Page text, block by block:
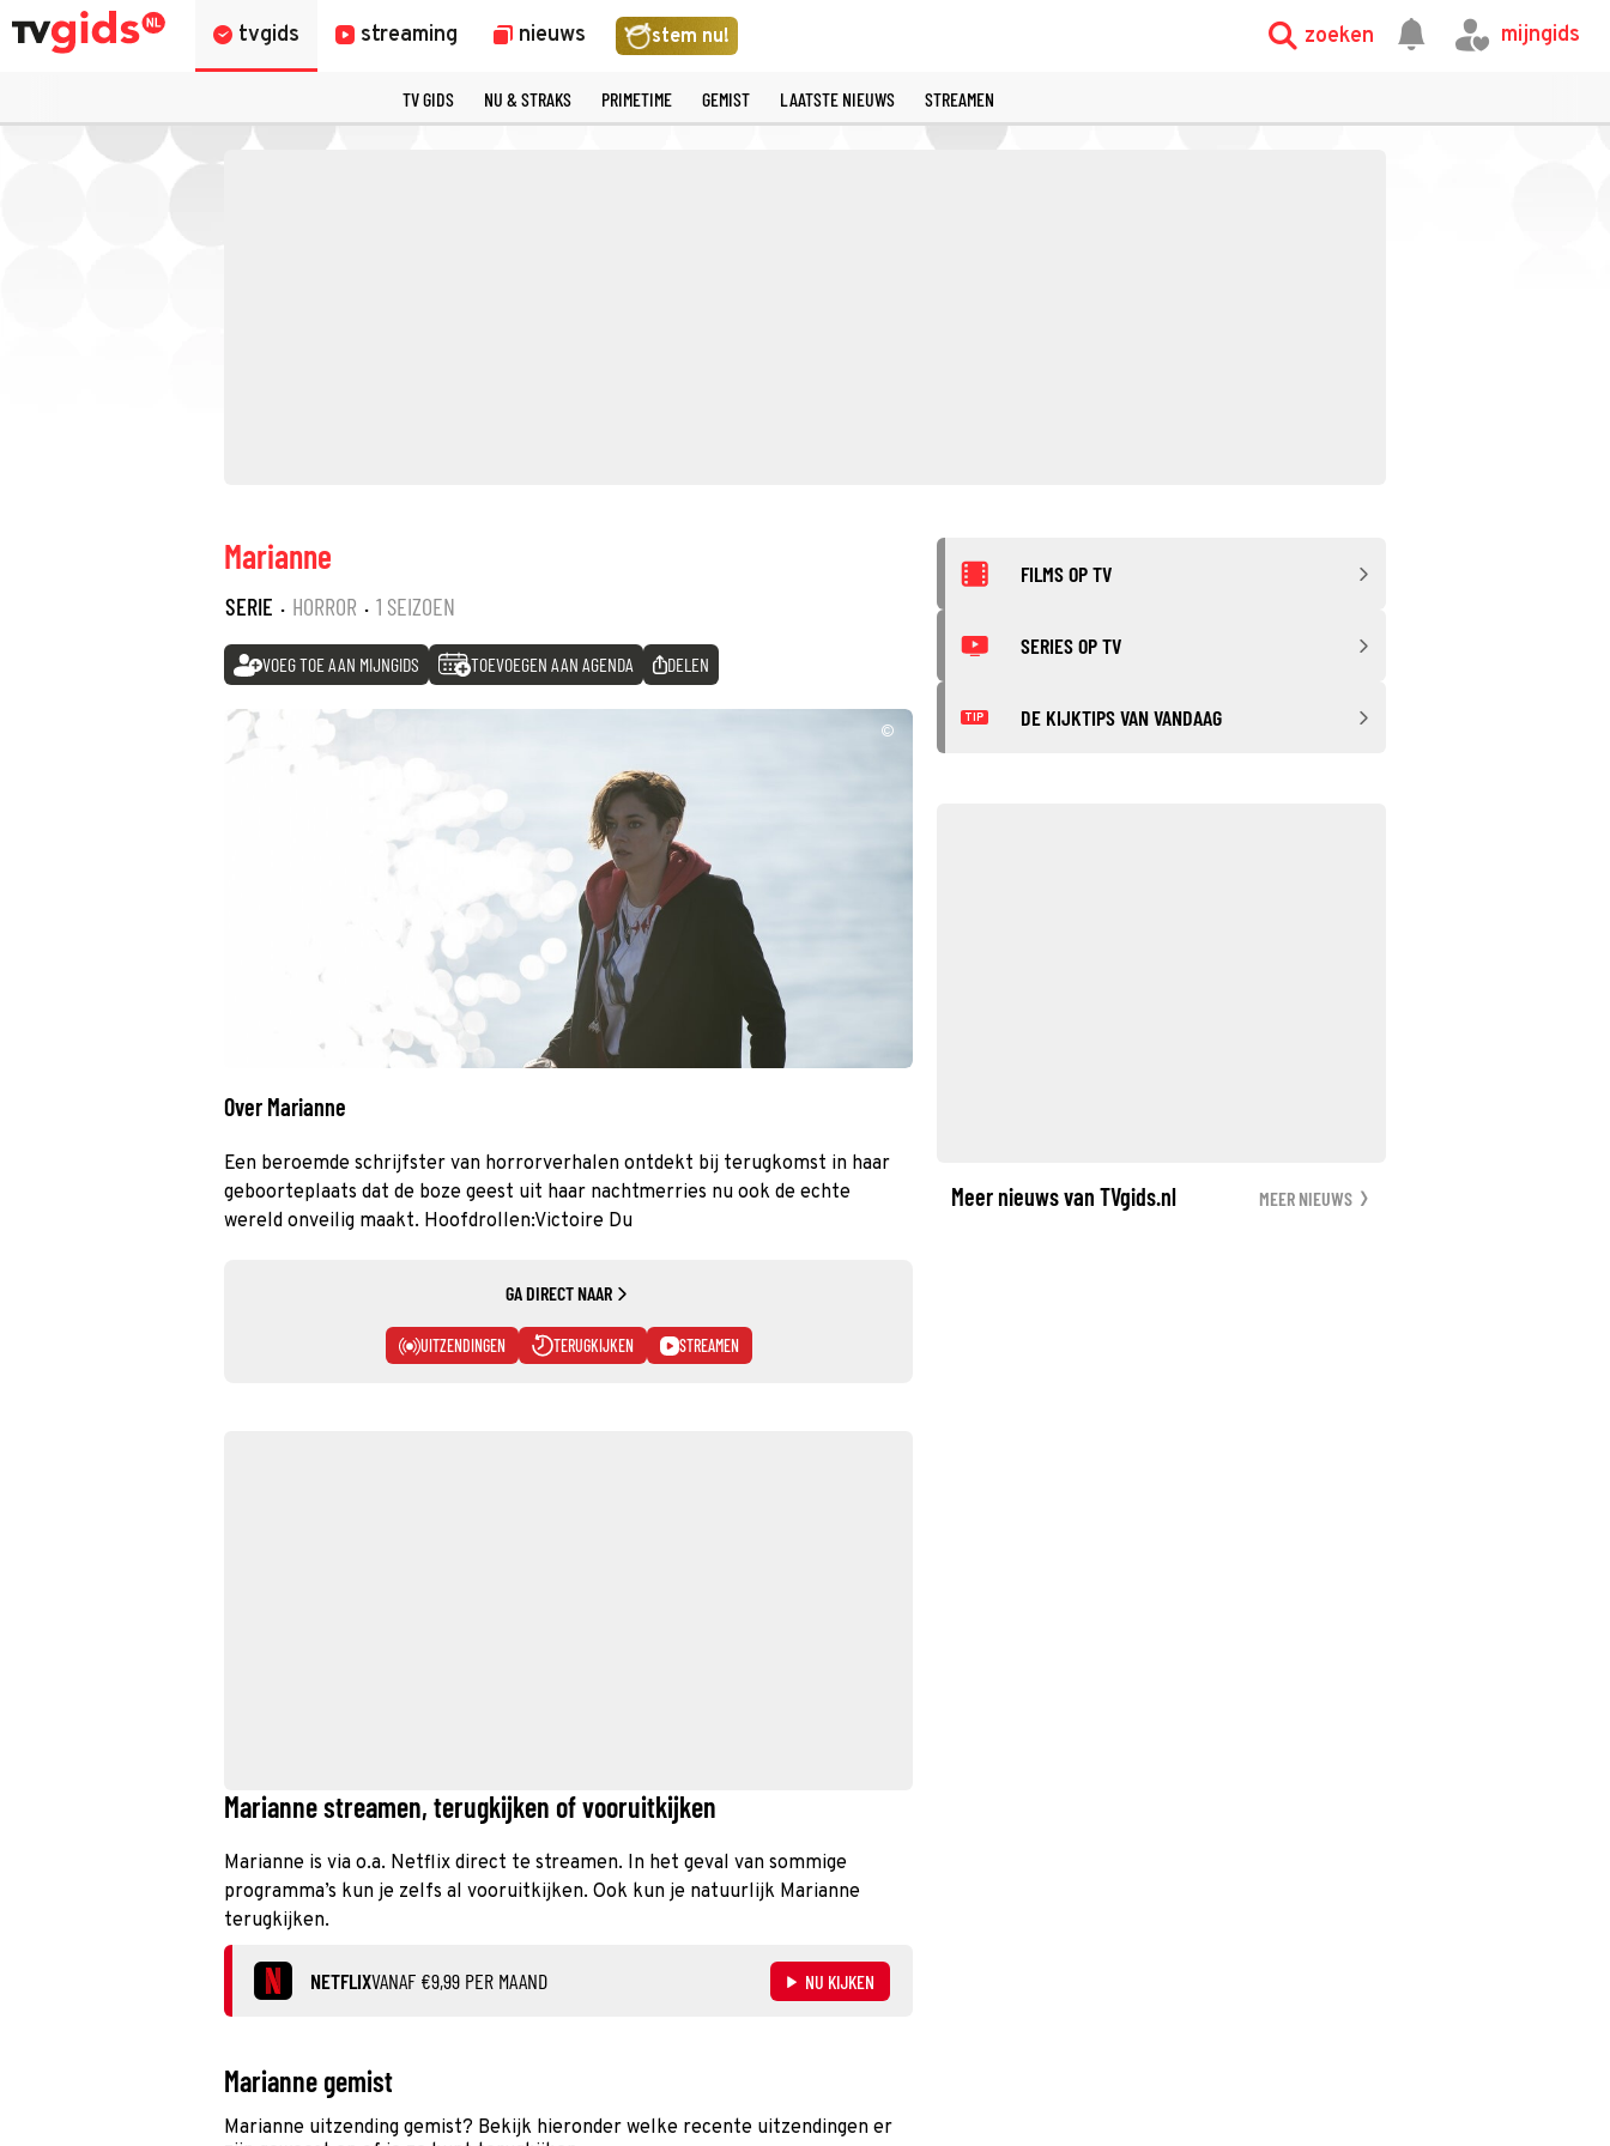
tvgids streaming nieuws stem nu! zoeken mijngids
TV GIDS NU & STRAKS PRIMETIME GEMIST LAATSTE NIEUWS STREAMEN
Marianne
SERIE · HORROR · 1 SEIZOEN
VOEG TOE AAN MIJNGIDS TOEVOEGEN AAN AGENDA DELEN
©
Over Marianne
Een beroemde schrijfster van horrorverhalen ontdekt bij terugkomst in haar
geboorteplaats dat de boze geest uit haar nachtmerries nu ook de echte
wereld onveilig maakt. Hoofdrollen:Victoire Du
GA DIRECT NAAR
UITZENDINGEN TERUGKIJKEN STREAMEN
Marianne streamen, terugkijken of vooruitkijken
Marianne is via o.a. Netflix direct te streamen. In het geval van sommige
programma’s kun je zelfs al vooruitkijken. Ook kun je natuurlijk Marianne
terugkijken.
NETFLIXVANAF €9,99 PER MAAND NU KIJKEN
Marianne gemist
Marianne uitzending gemist? Bekijk hieronder welke recente uitzendingen er
FILMS OP TV
SERIES OP TV
TIP DE KIJKTIPS VAN VANDAAG
Meer nieuws van TVgids.nl MEER NIEUWS